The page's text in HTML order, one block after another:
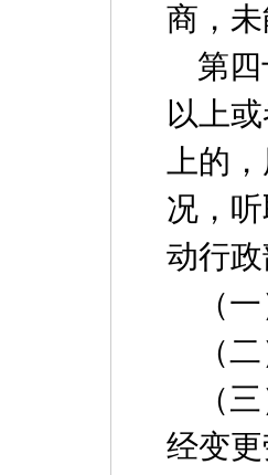
商，
第四
以上
上的
况，
动行
（一
（二
（三
经变